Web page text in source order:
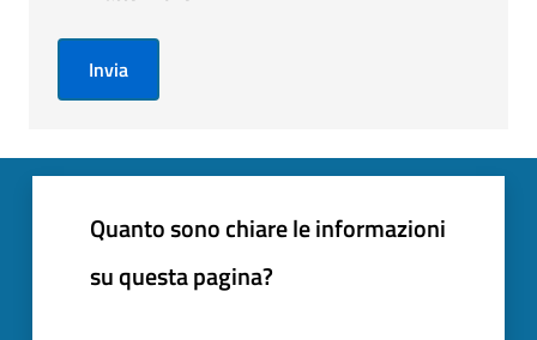
Invia
Quanto sono chiare le informazioni
su questa pagina?